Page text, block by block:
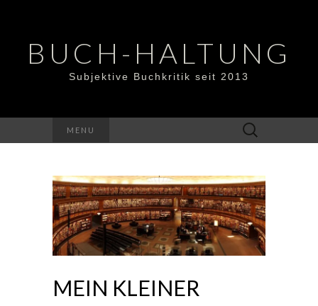
BUCH-HALTUNG
Subjektive Buchkritik seit 2013
MENU
Suchen
nach:
MEIN KLEINER